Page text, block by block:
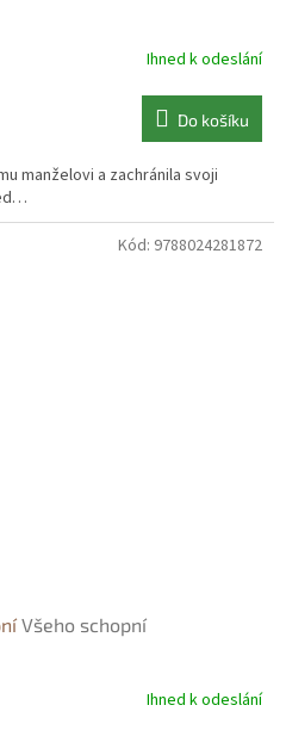
Ihned k odeslání
Do košíku
manželovi a zachránila svoji
Všeho schopní
Ihned k odeslání
Kód: 9788024281872